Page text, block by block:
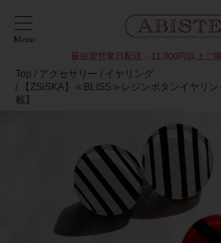
Menu
最短翌営業日配送・11,000円以上ご
Top アクセサリー
イヤリング
【ZSiSKA】≪BLISS≫レジンボタンイヤリン
載】